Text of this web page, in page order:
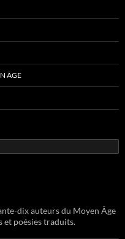
ÂGE
dix auteurs du Moyen Âge
et poésies traduits.